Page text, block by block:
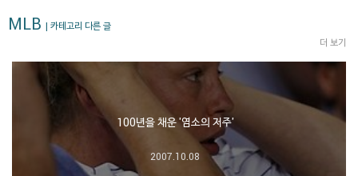
MLB | 카테고리 다른 글
더 보기
100년을 채운 '염소의 저주'
2007.10.08